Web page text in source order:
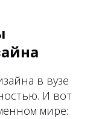
в вузе
И вот
мире: